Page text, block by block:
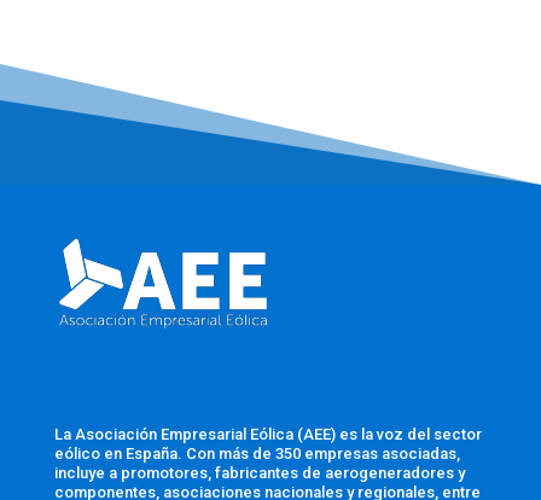
La Asociación Empresarial Eólica (AEE) es la voz del sector
eólico en España. Con más de 350 empresas asociadas,
incluye a promotores, fabricantes de aerogeneradores y
componentes, asociaciones nacionales y regionales, entre